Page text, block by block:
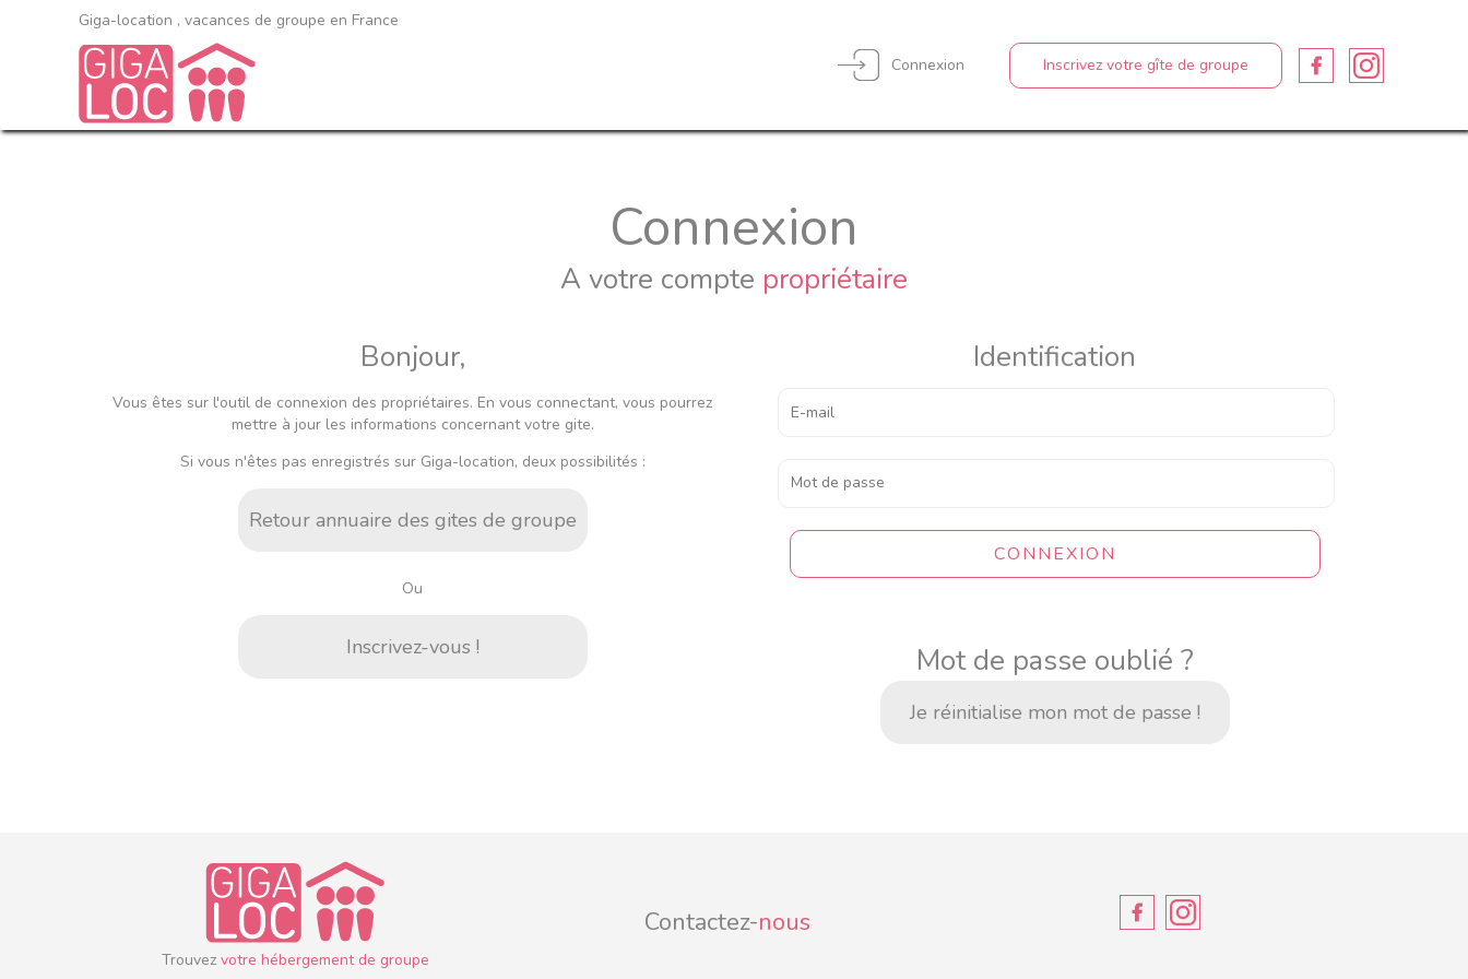
Giga-location , vacances de groupe en France
Inscrivez votre gîte de groupe
Connexion
Connexion
A votre compte propriétaire
Bonjour,
Vous êtes sur l'outil de connexion des propriétaires. En vous connectant, vous pourrez
mettre à jour les informations concernant votre gite.
Si vous n'êtes pas enregistrés sur Giga-location, deux possibilités :
Retour annuaire des gites de groupe
Ou
Inscrivez-vous !
Identification
CONNEXION
Mot de passe oublié ?
Je réinitialise mon mot de passe !
Trouvez votre hébergement de groupe
Contactez-nous